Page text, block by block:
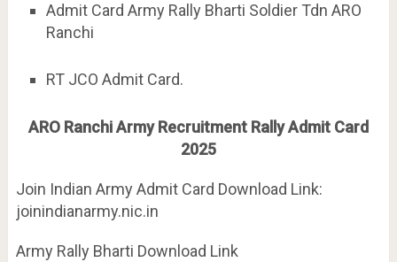
Admit Card Army Rally Bharti Soldier Tdn ARO
Ranchi
RT JCO Admit Card.
ARO Ranchi Army Recruitment Rally Admit Card
2025
Join Indian Army Admit Card Download Link:
joinindianarmy.nic.in
Army Rally Bharti Download Link